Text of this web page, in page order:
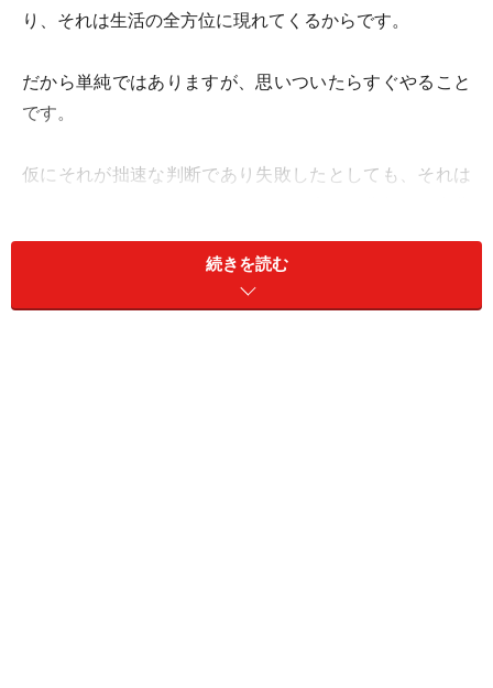
り、それは生活の全方位に現れてくるからです。
だから単純ではありますが、思いついたらすぐやること
です。
仮にそれが拙速な判断であり失敗したとしても、それは
きれば、次に同じような場面に直面したとき、同じ失敗
を繰り返さないで済みます。
続きを読む